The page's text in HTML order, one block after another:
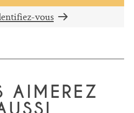
vous
AIMEREZ